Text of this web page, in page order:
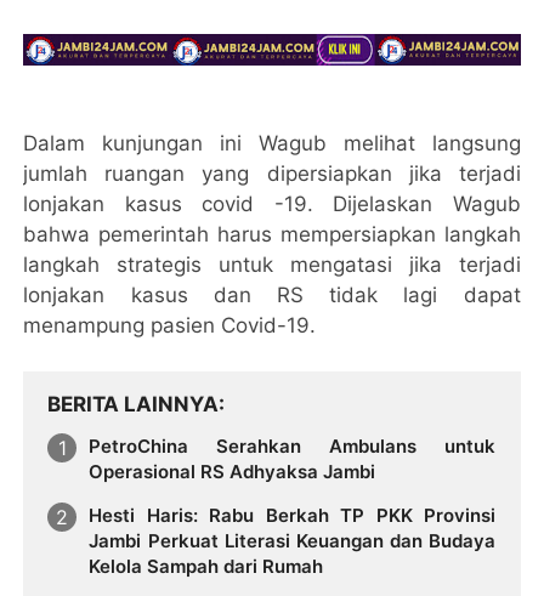
Dalam kunjungan ini Wagub melihat langsung
jumlah ruangan yang dipersiapkan jika terjadi
lonjakan kasus covid -19. Dijelaskan Wagub
bahwa pemerintah harus mempersiapkan langkah
langkah strategis untuk mengatasi jika terjadi
lonjakan kasus dan RS tidak lagi dapat
menampung pasien Covid-19.
BERITA LAINNYA
PetroChina Serahkan Ambulans untuk
Operasional RS Adhyaksa Jambi
Hesti Haris: Rabu Berkah TP PKK Provinsi
Jambi Perkuat Literasi Keuangan dan Budaya
Kelola Sampah dari Rumah